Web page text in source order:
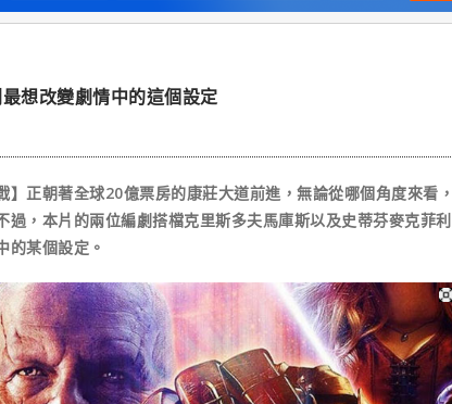
想改變劇情中的這個設定
正朝著全球20億票房的康莊大道前進，無論從哪個角度來看，
過，本片的兩位編劇搭檔克里斯多夫馬庫斯以及史蒂芬麥克菲利
的某個設定。